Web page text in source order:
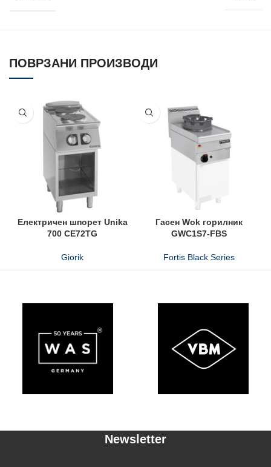
ПОВРЗАНИ ПРОИЗВОДИ
Електричен шпорет Unika
700 CE72TG
Giorik
Гасен Wok горилник
GWC1S7-FBS
Fortis Black Series
Newsletter